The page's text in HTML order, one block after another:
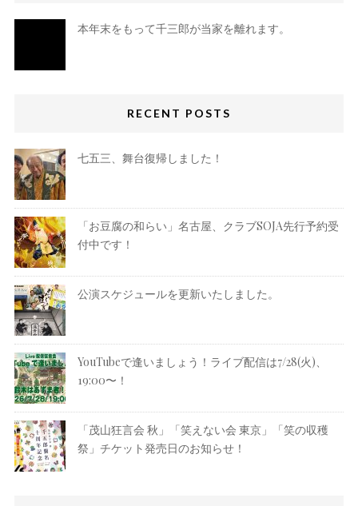
本年末をもって千三郎が当家を離れます。
RECENT POSTS
七五三、舞台復帰しました！
「お豆腐の和らい」名古屋、クラブSOJA先行予約受
付中です！
公演スケジュールを更新いたしました。
YouTubeで逢いましょう！ライブ配信は7/28(火)、
19:00〜！
「茂山狂言会 秋」「笑えない会 東京」「笑の収穫
祭」チケット発売日のお知らせ！